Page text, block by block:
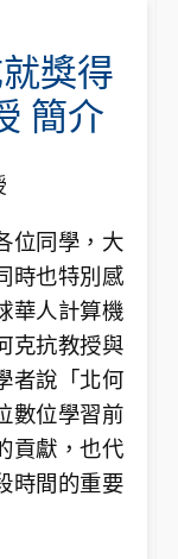
獎得
簡介
位同學，大
時也特別感
華人計算機
克抗教授與
者說「北何
數位學習前
貢獻，也代
時間的重要